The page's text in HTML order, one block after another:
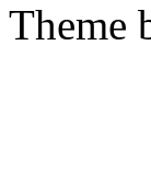
Theme